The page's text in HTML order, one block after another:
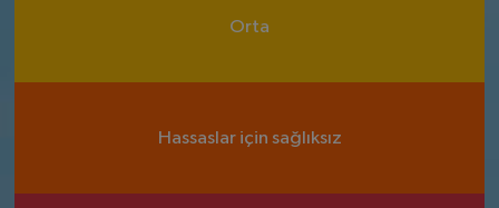
Orta
Hassaslar için sağlıksız